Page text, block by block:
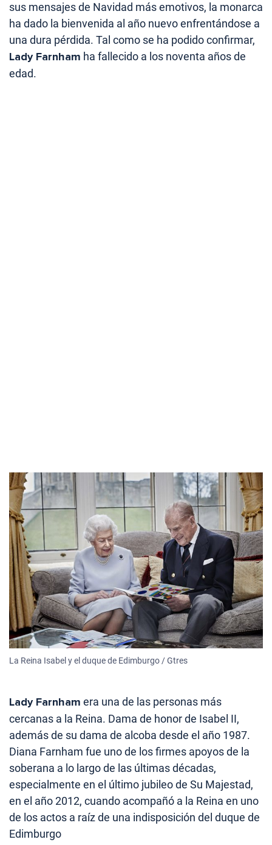
sus mensajes de Navidad más emotivos, la monarca
ha dado la bienvenida al año nuevo enfrentándose a
una dura pérdida. Tal como se ha podido confirmar,
Lady Farnham ha fallecido a los noventa años de
edad.
La Reina Isabel y el duque de Edimburgo / Gtres
Lady Farnham era una de las personas más
cercanas a la Reina. Dama de honor de Isabel II,
además de su dama de alcoba desde el año 1987.
Diana Farnham fue uno de los firmes apoyos de la
soberana a lo largo de las últimas décadas,
especialmente en el último jubileo de Su Majestad,
en el año 2012, cuando acompañó a la Reina en uno
de los actos a raíz de una indisposición del duque de
Edimburgo